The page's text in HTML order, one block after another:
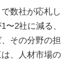
数社が応札し
2社に減る、
その分野の担
、人材市場の